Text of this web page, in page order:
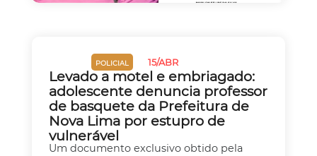
POLICIAL 15/ABR
Levado a motel e embriagado:
adolescente denuncia professor
de basquete da Prefeitura de
Nova Lima por estupro de
vulnerável
Um documento exclusivo obtido pela